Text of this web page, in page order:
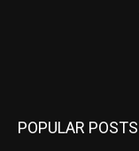
POPULAR POSTS